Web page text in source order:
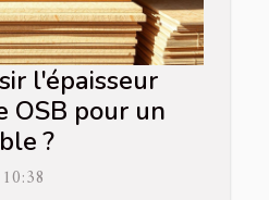
l'épaisseur
OSB pour un
?